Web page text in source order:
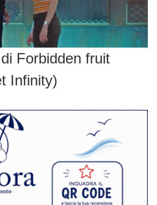
Forbidden fruit
Infinity)